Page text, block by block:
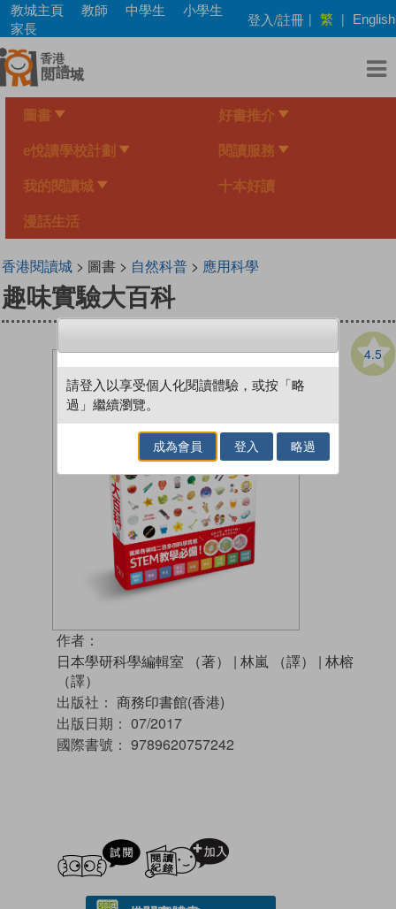
Skip
main
content
教城主頁 教師 中學生
小學生
家長
登入/註冊 | 繁 | English
圖書 好書推介
e悅讀學校計劃 閱讀服務
我的閱讀城 十本好讀
漫話生活
香港閱讀城> 圖書 > 自然科普> 應用科學
趣味實驗大百科
4.5
作者：
日本學研科學編輯室 （著）
| 林嵐 （譯） | 林榕
（譯）
出版社： 商務印書館(香港)
出版日期： 07/2017
國際書號： 9789620757242
試閲
請登入以享受個人化閱讀體驗，或按「略
過」繼續瀏覽。
成為會員 登入 略過